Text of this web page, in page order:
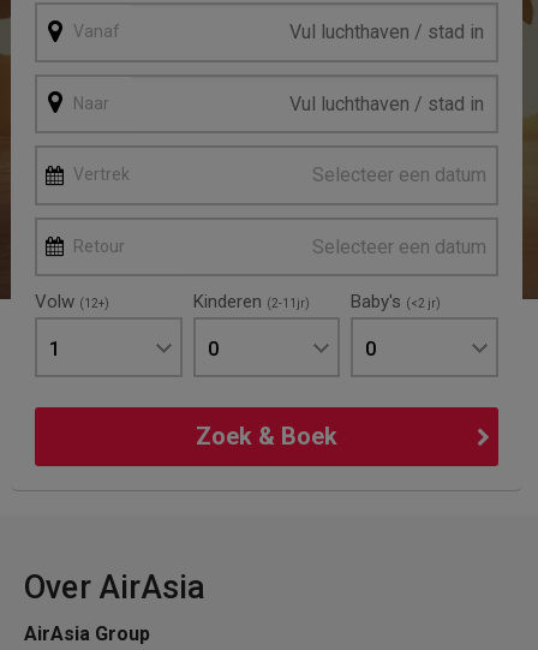
Vanaf
Naar
Vertrek Selecteer een datum
Retour Selecteer een datum
Volw (12+)
1
Kinderen (2-11jr)
0
Baby's (<2 jr)
0
Zoek & Boek
Over AirAsia
AirAsia Group